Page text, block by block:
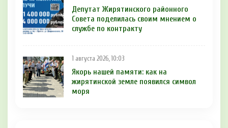
Депутат Жирятинского районного
Совета поделилась своим мнением о
службе по контракту
1 августа 2026, 10:03
Якорь нашей памяти: как на
жирятинской земле появился символ
моря